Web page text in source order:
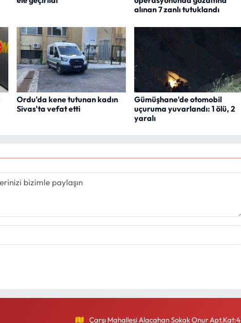
alınan 7 zanlı tutuklandı
Ordu'da kene tutunan kadın
Sivas'ta vefat etti
Gümüşhane'de otomobil
uçuruma yuvarlandı: 1 ölü, 2
yaralı
Çarşı Mahallesi Alacahan Sokak Onur Apt.Kat:4